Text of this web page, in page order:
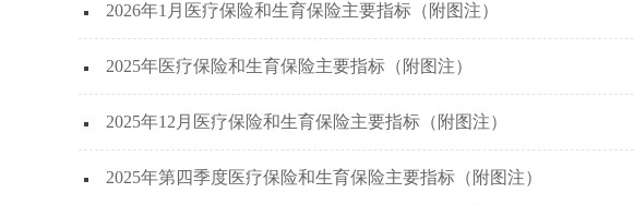
2026年1月医疗保险和生育保险主要指标（附图注）
2025年医疗保险和生育保险主要指标（附图注）
2025年12月医疗保险和生育保险主要指标（附图注）
2025年第四季度医疗保险和生育保险主要指标（附图注）